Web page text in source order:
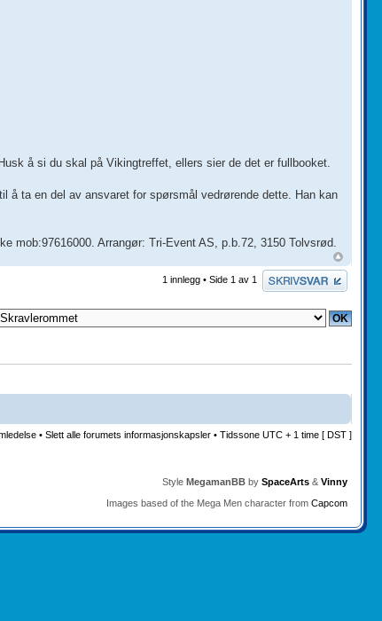
å si du skal på Vikingtreffet, ellers sier de det er fullbooket.
å ta en del av ansvaret for spørsmål vedrørende dette. Han kan
mob:97616000. Arrangør: Tri-Event AS, p.b.72, 3150 Tolvsrød.
Skriv et svar
1 innlegg • Side 1 av 1
•Slett alle forumets informasjonskapsler • Tidssone UTC + 1 time [ DST ]
Style MegamanBB bySpaceArts &Vinny
Images based of the Mega Men character fromCapcom